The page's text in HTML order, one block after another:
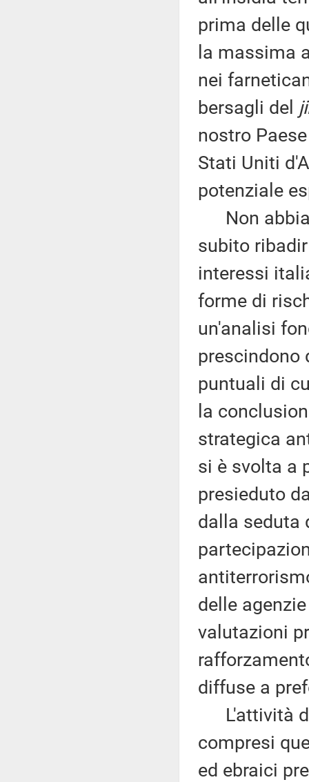
prima delle
la massima
nei
bersagli del
nostro
Stati Uniti
potenziale
Non
subito
interessi
forme di
un'analisi
prescindono
puntuali di
la
strategica
si è svolta a
presieduto
dalla seduta
delle
valutazioni
diffuse a
L'attività di
compresi
ed ebraici